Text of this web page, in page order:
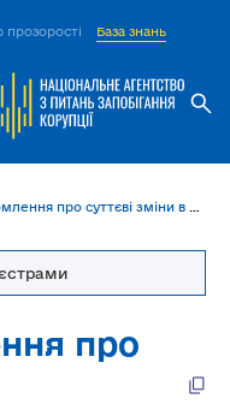
прозорості База знань
про